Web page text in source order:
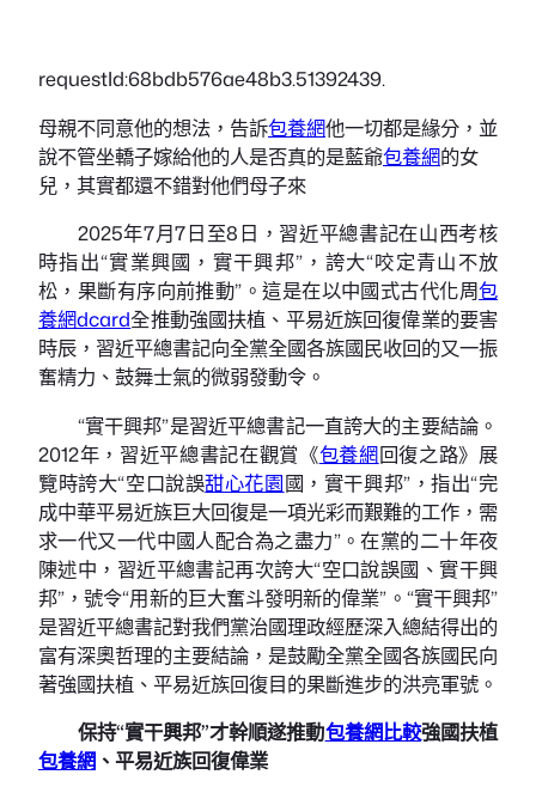
requestId:68bdb576ae48b3.51392439.
母親不同意他的想法，告訴包養網他一切都是緣分，並
說不管坐轎子嫁給他的人是否真的是藍爺包養網的女
兒，其實都還不錯對他們母子來
2025年7月7日至8日，習近平總書記在山西考核
時指出“實業興國，實干興邦”，誇大“咬定青山不放
松，果斷有序向前推動”。這是在以中國式古代化周包
養網dcard全推動強國扶植、平易近族回復偉業的要害
時辰，習近平總書記向全黨全國各族國民收回的又一振
奮精力、鼓舞士氣的微弱發動令。
“實干興邦”是習近平總書記一直誇大的主要結論。
2012年，習近平總書記在觀賞《包養網回復之路》展
覽時誇大“空口說誤甜心花園國，實干興邦”，指出“完
成中華平易近族巨大回復是一項光彩而艱難的工作，需
求一代又一代中國人配合為之盡力”。在黨的二十年夜
陳述中，習近平總書記再次誇大“空口說誤國、實干興
邦”，號令“用新的巨大奮斗發明新的偉業”。“實干興邦”
是習近平總書記對我們黨治國理政經歷深入總結得出的
富有深奧哲理的主要結論，是鼓勵全黨全國各族國民向
著強國扶植、平易近族回復目的果斷進步的洪亮軍號。
保持“實干興邦”才幹順遂推動包養網比較強國扶植
包養網 、平易近族回復偉業